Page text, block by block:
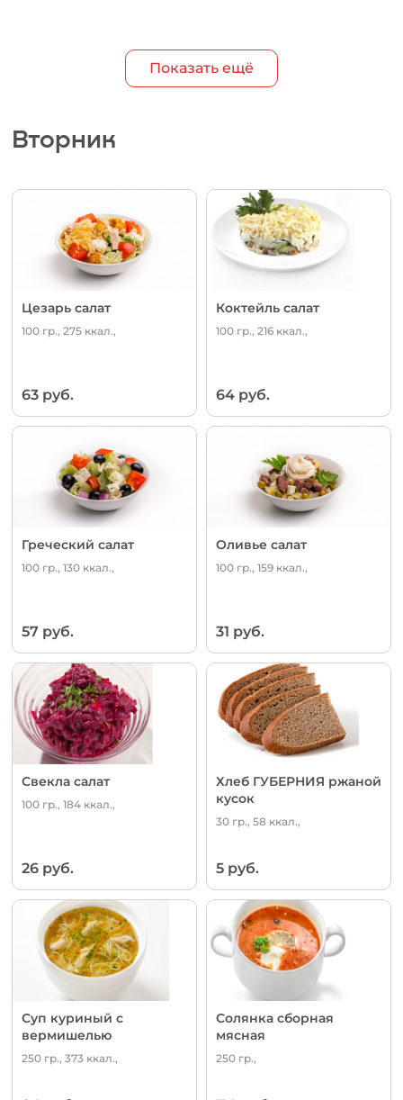
Показать ещё
Вторник
Цезарь салат
100 гр., 275 ккал.,
63 руб.
Коктейль салат
100 гр., 216 ккал.,
64 руб.
Греческий салат
100 гр., 130 ккал.,
57 руб.
Оливье салат
100 гр., 159 ккал.,
31 руб.
Свекла салат
100 гр., 184 ккал.,
26 руб.
Хлеб ГУБЕРНИЯ ржаной
кусок
30 гр., 58 ккал.,
5 руб.
Суп куриный с
вермишелью
250 гр., 373 ккал.,
Солянка сборная
мясная
250 гр.,